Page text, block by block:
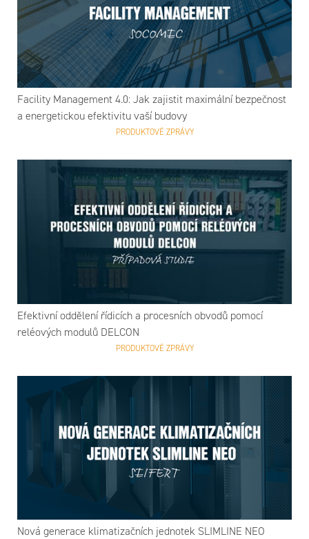
Facility Management 4.0: Jak zajistit maximální bezpečnost
a energetickou efektivitu vaší budovy
PRODUKTOVÉ ZPRÁVY
Efektivní oddělení řídicích a procesních obvodů pomocí
reléových modulů DELCON
PRODUKTOVÉ ZPRÁVY
Nová generace klimatizačních jednotek SLIMLINE NEO